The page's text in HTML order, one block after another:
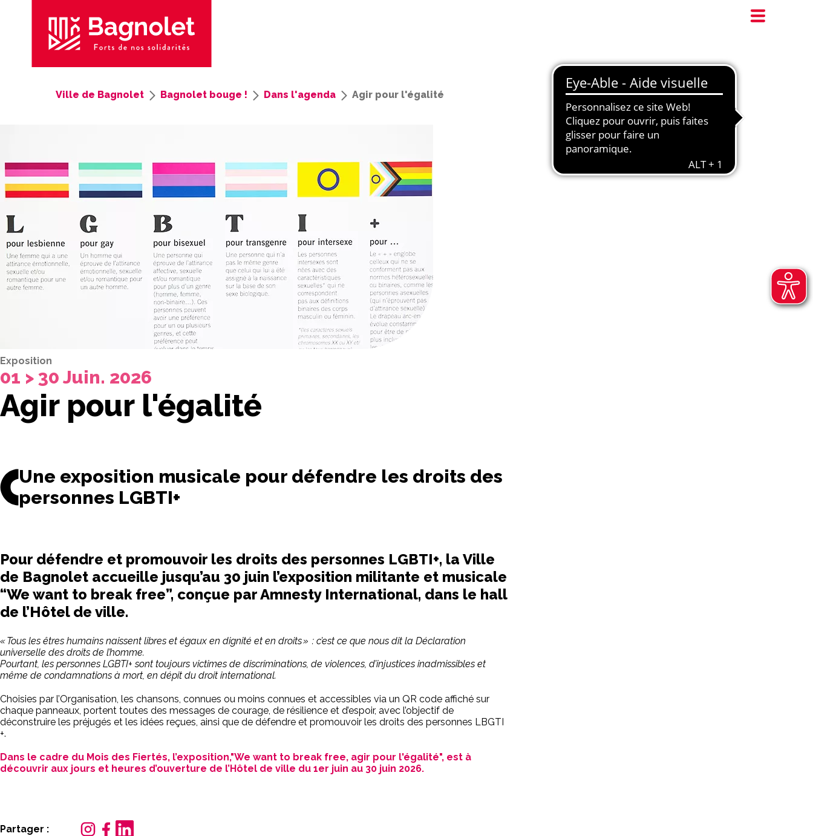
Ville de Bagnolet Bagnolet bouge ! Dans l'agenda Agir pour l'égalité
Exposition
01 > 30 Juin. 2026
Agir pour l'égalité
Une exposition musicale pour défendre les droits des
personnes LGBTI+
Pour défendre et promouvoir les droits des personnes LGBTI+, la Ville
de Bagnolet accueille jusqu’au 30 juin l’exposition militante et musicale
“We want to break free”, conçue par Amnesty International, dans le hall
de l’Hôtel de ville.
« Tous les êtres humains naissent libres et égaux en dignité et en droits » : c’est ce que nous dit la Déclaration
universelle des droits de l’homme.
Pourtant, les personnes LGBTI+ sont toujours victimes de discriminations, de violences, d’injustices inadmissibles et
même de condamnations à mort, en dépit du droit international.
Choisies par l’Organisation, les chansons, connues ou moins connues et accessibles via un QR code affiché sur
chaque panneaux, portent toutes des messages de courage, de résilience et d’espoir, avec l’objectif de
déconstruire les préjugés et les idées reçues, ainsi que de défendre et promouvoir les droits des personnes LBGTI
+.
Dans le cadre du Mois des Fiertés, l’exposition,"We want to break free, agir pour l'égalité", est à
découvrir aux jours et heures d’ouverture de l’Hôtel de ville du 1er juin au 30 juin 2026.
Partager :